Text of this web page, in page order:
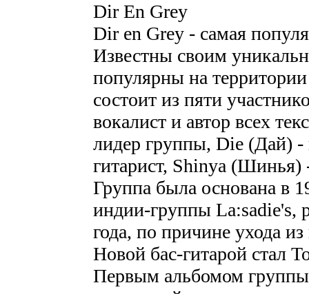
Dir En Grey
Dir en Grey - самая
Известны своим
популярны на
состоит из пяти
вокалист и автор всех
лидер группы, Die (Дай) -
гитарист, Shinya (Шинья)
Группа была основана в
индии-группы La:sadie's,
года, по причине ухода
Новой бас-гитарой стал
Первым альбомом